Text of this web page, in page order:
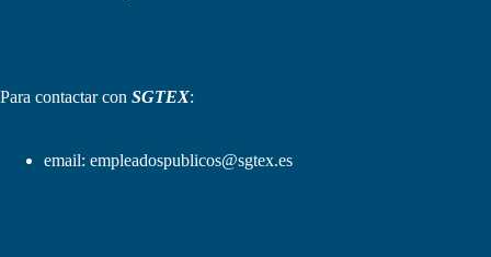
Para contactar con SGTEX:
email: empleadospublicos@sgtex.es